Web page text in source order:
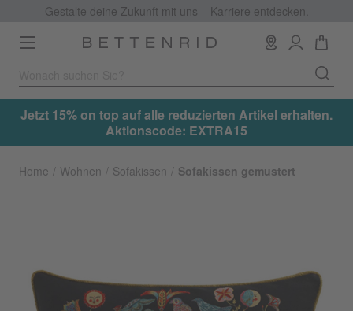
Gestalte deine Zukunft mit uns – Karriere entdecken.
Toggle
navigation
Jetzt 15% on top auf alle reduzierten Artikel erhalten.
Aktionscode: EXTRA15
Home Wohnen Sofakissen Sofakissen gemustert